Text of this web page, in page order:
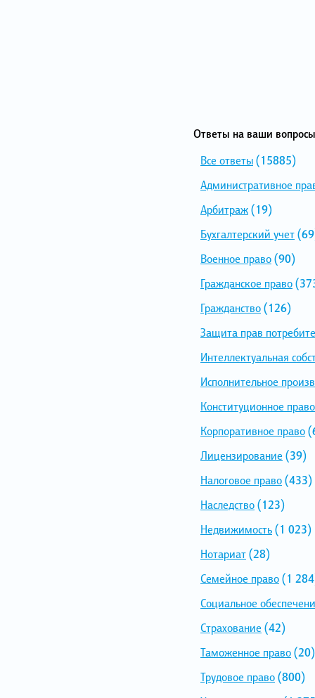
Ответы на ваши
Все ответы(15885)
Административное
Арбитраж(19)
Бухгалтерский учет
Военное право(90)
Гражданское право
Гражданство(126)
Защита прав
Интеллектуальная
Исполнительное
Конституционное право
Корпоративное право
Лицензирование (39)
Налоговое право(433)
Наследство(123)
Недвижимость(1 023)
Нотариат(28)
Семейное право(1
Социальное
Страхование (42)
Таможенное право(20)
Трудовое право(800)